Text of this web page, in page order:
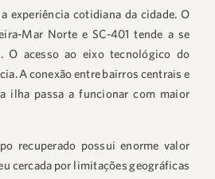
experiência cotidiana da cidade. O
Mar Norte e SC-401 tende a se
O acesso ao eixo tecnológico do
A conexão entre bairros centrais e
ilha passa a funcionar com maior
recuperado possui enorme valor
cercada por limitações geográficas